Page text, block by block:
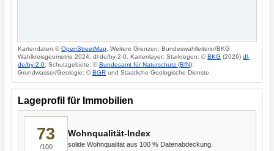
Kartendaten ©OpenStreetMap . Weitere Grenzen: Bundeswahlleiterin/BKG
Wahlkreisgeometrie 2024, dl-de/by-2-0. Kartenlayer: Starkregen: ©BKG (2026) dl-
de/by-2-0; Schutzgebiete: ©Bundesamt für Naturschutz (BfN);
Grundwasser/Geologie: ©BGR und Staatliche Geologische Dienste.
Lageprofil für Immobilien
73
/100
Wohnqualität-Index
solide Wohnqualität aus 100 % Datenabdeckung.